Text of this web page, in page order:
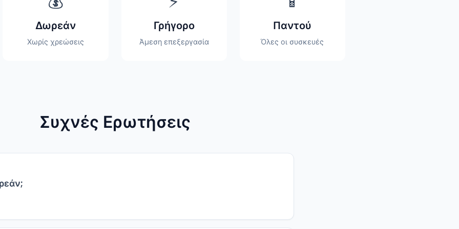
Δωρεάν
Χωρίς χρεώσεις
Γρήγορο
Άμεση επεξεργασία
Παντού
Όλες οι συσκευές
Συχνές Ερωτήσεις